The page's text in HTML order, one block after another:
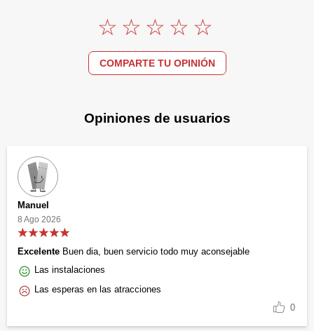
COMPARTE TU OPINIÓN
Opiniones de usuarios
Manuel
8 Ago 2026
Excelente Buen dia, buen servicio todo muy aconsejable
Las instalaciones
Las esperas en las atracciones
0